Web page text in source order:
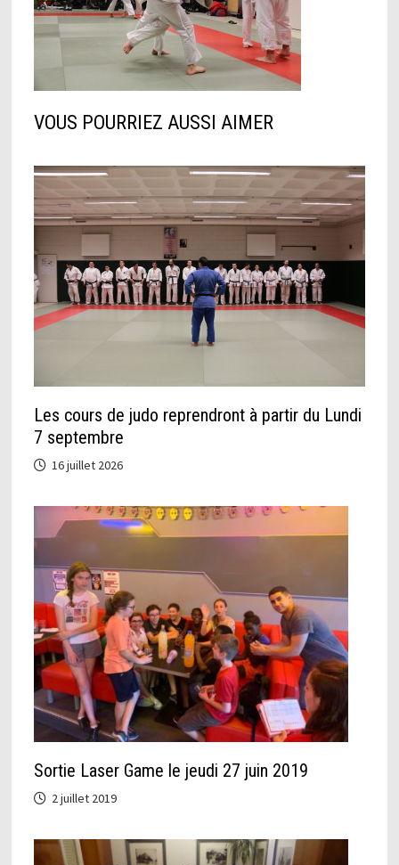
VOUS POURRIEZ AUSSI AIMER
Les cours de judo reprendront à partir du Lundi
7 septembre
16 juillet 2026
Sortie Laser Game le jeudi 27 juin 2019
2 juillet 2019